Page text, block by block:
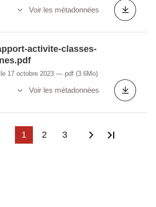
Voir les métadonnées
activite-classes-
17 octobre 2023 pdf (3.6Mo)
Voir les métadonnées
page
Page précédente
1 2 3 Page